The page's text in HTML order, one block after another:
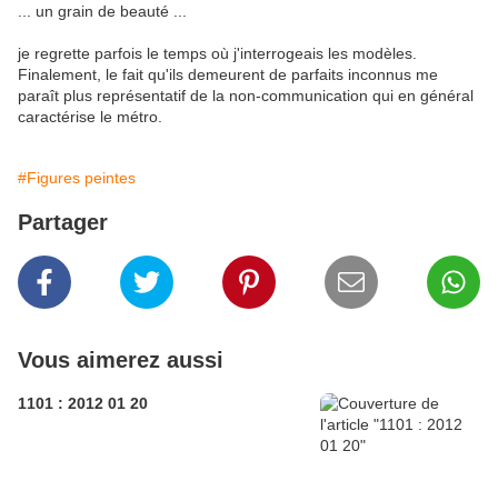
... un grain de beauté ...
je regrette parfois le temps où j'interrogeais les modèles.
Finalement, le fait qu'ils demeurent de parfaits inconnus me
paraît plus représentatif de la non-communication qui en général
caractérise le métro.
#Figures peintes
Partager
Vous aimerez aussi
1101 : 2012 01 20